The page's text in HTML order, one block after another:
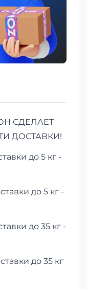
СДЕЛАЕТ
ДОСТАВКИ!
до 5 кг -
до 5 кг -
до 35 кг -
до 35 кг